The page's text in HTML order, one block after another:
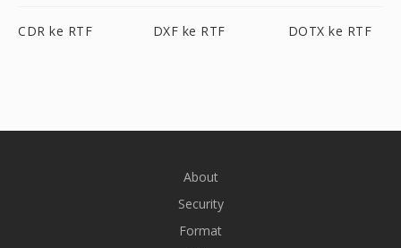
CDR ke RTF DXF ke RTF DOTX ke RTF
About
Security
Format